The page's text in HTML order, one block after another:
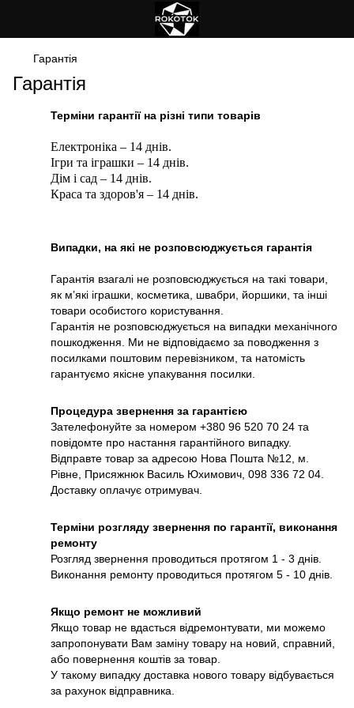
Гарантія
Гарантія
Терміни гарантії на різні типи товарів
Електроніка – 14 днів.
Ігри та іграшки – 14 днів.
Дім і сад – 14 днів.
Краса та здоров'я – 14 днів.
Випадки, на які не розповсюджується гарантія
Гарантія взагалі не розповсюджується на такі товари,
як м’які іграшки, косметика, швабри, йоршики, та інші
товари особистого користування.
Гарантія не розповсюджується на випадки механічного
пошкодження. Ми не відповідаємо за поводження з
посилками поштовим перевізником, та натомість
гарантуємо якісне упакування посилки.
Процедура звернення за гарантією
Зателефонуйте за номером +380 96 520 70 24 та
повідомте про настання гарантійного випадку.
Відправте товар за адресою Нова Пошта №12, м.
Рівне, Присяжнюк Василь Юхимович, 098 336 72 04.
Доставку оплачує отримувач.
Терміни розгляду звернення по гарантії, виконання
ремонту
Розгляд звернення проводиться протягом 1 - 3 днів.
Виконання ремонту проводиться протягом 5 - 10 днів.
Якщо ремонт не можливий
Якщо товар не вдасться відремонтувати, ми можемо
запропонувати Вам заміну товару на новий, справний,
або повернення коштів за товар.
У такому випадку доставка нового товару відбувається
за рахунок відправника.